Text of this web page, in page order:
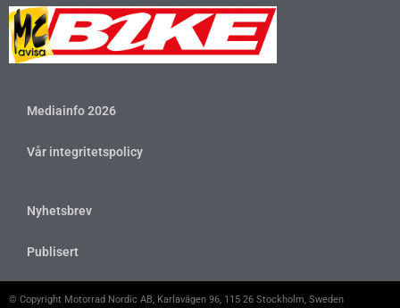
Mediainfo 2026
Vår integritetspolicy
Nyhetsbrev
Publisert
© Copyright Motorrad Nordic AB, Karlavägen 96, 115 26 Stockholm, Sweden